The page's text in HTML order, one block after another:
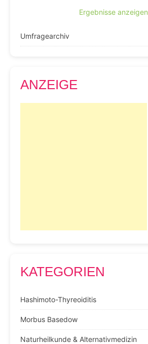
Ergebnisse anzeigen
Umfragearchiv
ANZEIGE
KATEGORIEN
Hashimoto-Thyreoiditis
Morbus Basedow
Naturheilkunde & Alternativmedizin